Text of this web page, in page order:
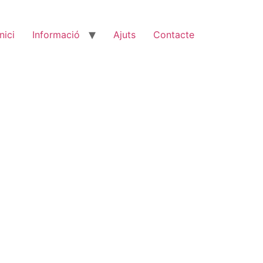
Informació Ajuts Contacte